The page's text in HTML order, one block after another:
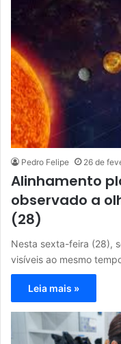
Pedro Felipe 26 de
Alinhamento
observado a
(28)
Nesta sexta-feira (28),
visíveis ao mesmo
Leia mais »